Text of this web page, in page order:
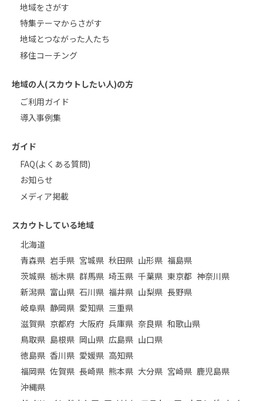
地域をさがす
特集テーマからさがす
地域とつながった人たち
移住コーチング
地域の人(スカウトしたい人)の方
ご利用ガイド
導入事例集
ガイド
FAQ(よくある質問)
お知らせ
メディア掲載
スカウトしている地域
北海道
青森県 岩手県 宮城県 秋田県 山形県 福島県
茨城県 栃木県 群馬県 埼玉県 千葉県 東京都 神奈川県
新潟県 富山県 石川県 福井県 山梨県 長野県
岐阜県 静岡県 愛知県 三重県
滋賀県 京都府 大阪府 兵庫県 奈良県 和歌山県
鳥取県 島根県 岡山県 広島県 山口県
徳島県 香川県 愛媛県 高知県
福岡県 佐賀県 長崎県 熊本県 大分県 宮崎県 鹿児島県
沖縄県